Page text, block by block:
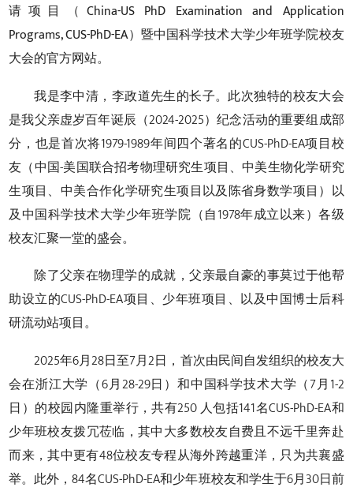
请项目（China-US PhD Examination and Application
Programs, CUS-PhD-EA）暨中国科学技术大学少年班学院校友
大会的官方网站。
我是李中清，李政道先生的长子。此次独特的校友大会
是我父亲虚岁百年诞辰（2024-2025）纪念活动的重要组成部
分，也是首次将1979-1989年间四个著名的CUS-PhD-EA项目校
友（中国-美国联合招考物理研究生项目、中美生物化学研究
生项目、中美合作化学研究生项目以及陈省身数学项目）以
及中国科学技术大学少年班学院（自1978年成立以来）各级
校友汇聚一堂的盛会。
除了父亲在物理学的成就，父亲最自豪的事莫过于他帮
助设立的CUS-PhD-EA项目、少年班项目、以及中国博士后科
研流动站项目。
2025年6月28日至7月2日，首次由民间自发组织的校友大
会在浙江大学（6月28-29日）和中国科学技术大学（7月1-2
日）的校园内隆重举行，共有250 人包括141名CUS-PhD-EA和
少年班校友拨冗莅临，其中大多数校友自费且不远千里奔赴
而来，其中更有48位校友专程从海外跨越重洋，只为共襄盛
举。此外，84名CUS-PhD-EA和少年班校友和学生于6月30日前